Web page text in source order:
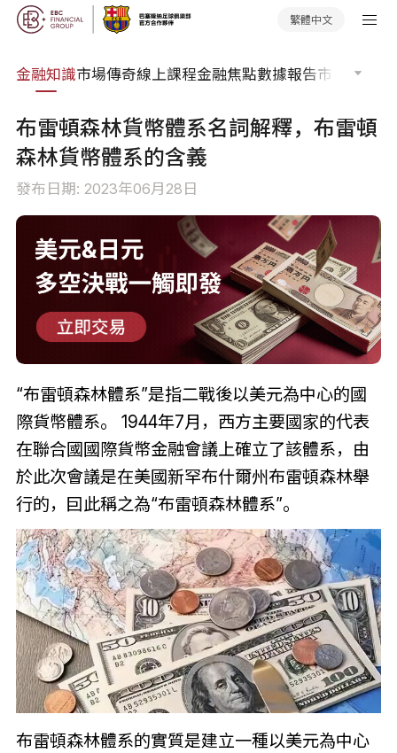
繁體中文
金融知識市場傳奇線上課程金融焦點數據報告市場分析
布雷頓森林貨幣體系名詞解釋，布雷頓
森林貨幣體系的含義
發布日期: 2023年06月28日
“布雷頓森林體系”是指二戰後以美元為中心的國
際貨幣體系。 1944年7月，西方主要國家的代表
在聯合國國際貨幣金融會議上確立了該體系，由
於此次會議是在美國新罕布什爾州布雷頓森林舉
行的，囙此稱之為“布雷頓森林體系”。
布雷頓森林體系的實質是建立一種以美元為中心